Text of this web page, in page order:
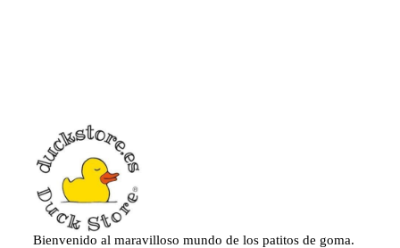
Bienvenido al maravilloso mundo de los patitos de goma.